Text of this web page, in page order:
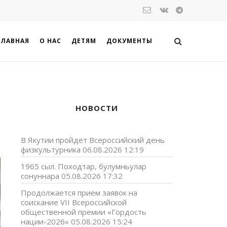
О НАС ДЕТЯМ ДОКУМЕНТЫ
НОВОСТИ
В Якутии пройдет Всероссийский день
физкультурника 06.08.2026 12:19
1965 сыл. Походтар, булумньулар
сонуннара 05.08.2026 17:32
Продолжается прием заявок на
соискание VII Всероссийской
общественной премии «Гордость
нации-2026» 05.08.2026 15:24